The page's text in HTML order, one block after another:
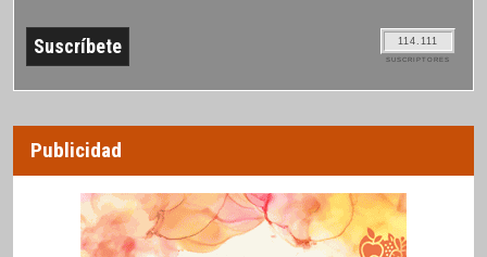
114.111
SUSCRIPTORES
Publicidad